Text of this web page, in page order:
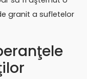
granit a sufletelor